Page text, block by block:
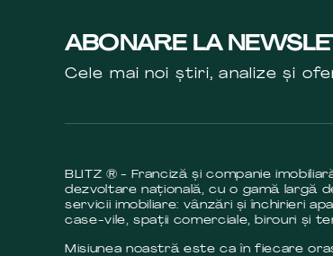
ABONARE LA
Cele mai noi știri, analize și
BLITZ ® - Franciză și companie
dezvoltare națională, cu o gamă largă
servicii imobiliare: vânzări și închirieri
case-vile, spații comerciale, birouri și
Misiunea noastră este ca în fiecare